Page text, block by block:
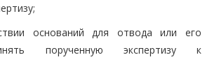
оснований для отвода или его
порученную экспертизу к